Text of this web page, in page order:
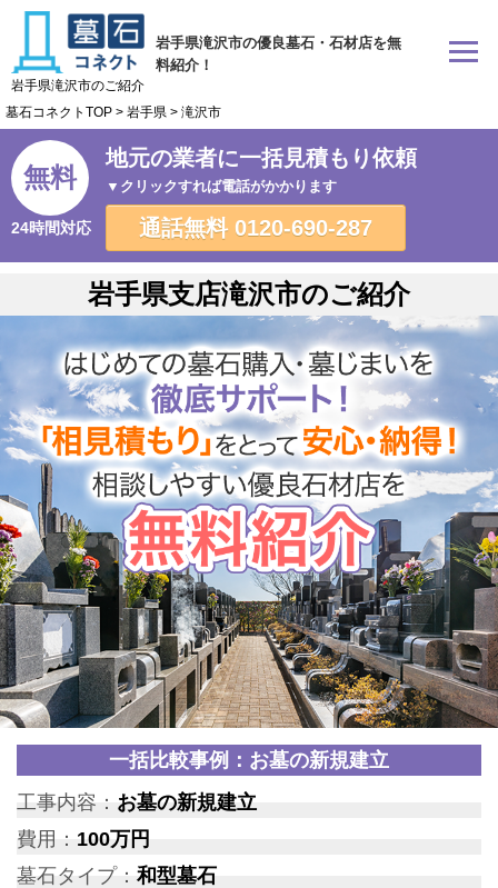
岩手県滝沢市の優良墓石・石材店を無
料紹介！
岩手県滝沢市のご紹介
墓石コネクトTOP > 岩手県 > 滝沢市
無料
24時間対応
地元の業者に一括見積もり依頼
▼クリックすれば電話がかかります
通話無料 0120-690-287
岩手県支店滝沢市のご紹介
一括比較事例：お墓の新規建立
工事内容： お墓の新規建立
費用： 100万円
墓石タイプ：和型墓石